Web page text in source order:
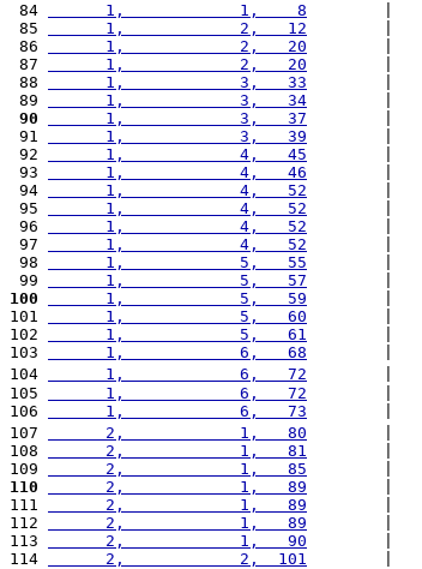
84
      1,            1,    8
85
      1,            2,   12
|
86
      1,            2,   20
87
      1,            2,   20
88
      1,            3,   33
|
89
      1,            3,   34
|
90
      1,            3,   37
91
      1,            3,   39
92
      1,            4,   45
|
93
      1,            4,   46
|
94
      1,            4,   52
|
95
      1,            4,   52
|
96
      1,            4,   52
|
97
      1,            4,   52
|
98
      1,            5,   55
99
      1,            5,   57
|
100
      1,            5,   59
101
      1,            5,   60
|
102
      1,            5,   61
103
      1,            6,   68
|
104
      1,            6,   72
|
105
      1,            6,   72
106
      1,            6,   73
|
107
      2,            1,   80
108
      2,            1,   81
|
109
      2,            1,   85
|
110
      2,            1,   89
|
111
      2,            1,   89
112
      2,            1,   89
|
113
      2,            1,   90
|
114
      2,            2,  101
|